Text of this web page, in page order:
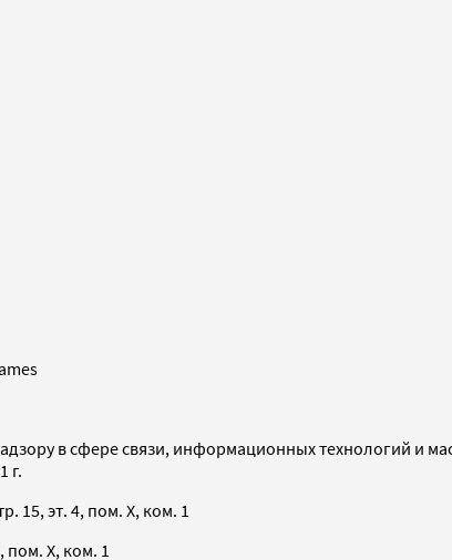
в сфере связи, информационных технологий и
г.
15, эт. 4, пом. X, ком. 1
пом. X, ком. 1